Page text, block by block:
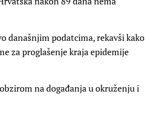
današnjim podatcima, rekavši kako
za proglašenje kraja epidemije
na događanja u okruženju i